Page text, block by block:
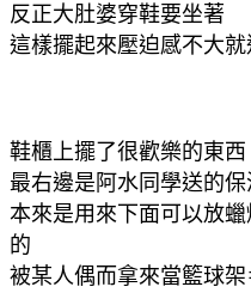
反正大肚婆穿鞋要坐著
這樣擺起來壓迫感不大就
鞋櫃上擺了很歡樂的東西
最右邊是阿水同學送的保
本來是用來下面可以放
的
被某人偶而拿來當籃球架